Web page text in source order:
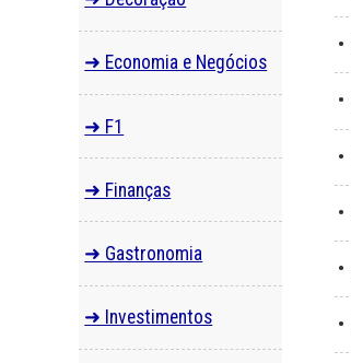
➜ Economia e Negócios
➜ F1
➜ Finanças
➜ Gastronomia
➜ Investimentos
•
•
•
•
•
•